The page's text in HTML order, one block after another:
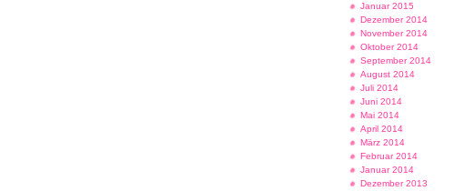
Januar 2015
Dezember 2014
November 2014
Oktober 2014
September 2014
August 2014
Juli 2014
Juni 2014
Mai 2014
April 2014
März 2014
Februar 2014
Januar 2014
Dezember 2013